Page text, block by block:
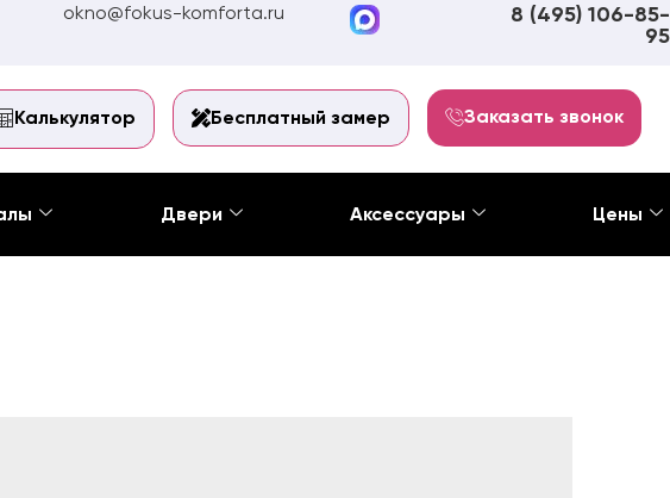
okno@fokus-komforta.ru
8 (495) 106-85-
95
Калькулятор Бесплатный замер Заказать звонок
Двери Аксессуары Цены